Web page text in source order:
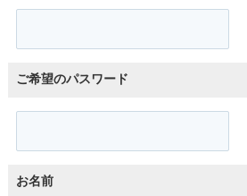
ご希望のパスワード
お名前